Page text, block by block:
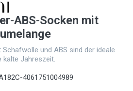
ABS-Socken mit
und ABS sind der ideale
kalte Jahreszeit.
4061751004989